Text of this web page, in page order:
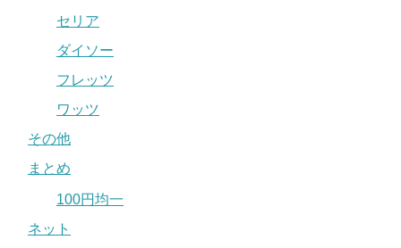
セリア
ダイソー
フレッツ
ワッツ
その他
まとめ
100円均一
ネット